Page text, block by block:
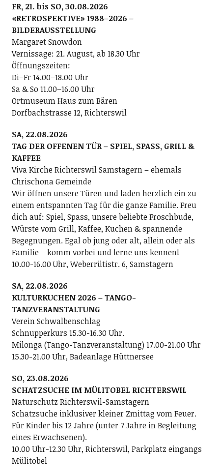
FR, 21. bis SO, 30.08.2026
«RETROSPEKTIVE» 1988–2026 –
BILDERAUSSTELLUNG
Margaret Snowdon
Vernissage: 21. August, ab 18.30 Uhr
Öffnungszeiten:
Di–Fr 14.00–18.00 Uhr
Sa & So 11.00–16.00 Uhr
Ortmuseum Haus zum Bären
Dorfbachstrasse 12, Richterswil
SA, 22.08.2026
TAG DER OFFENEN TÜR – SPIEL, SPASS, GRILL &
KAFFEE
Viva Kirche Richterswil Samstagern – ehemals
Chrischona Gemeinde
Wir öffnen unsere Türen und laden herzlich ein zu
einem entspannten Tag für die ganze Familie. Freu
dich auf: Spiel, Spass, unsere beliebte Froschbude,
Würste vom Grill, Kaffee, Kuchen & spannende
Begegnungen. Egal ob jung oder alt, allein oder als
Familie – komm vorbei und lerne uns kennen!
10.00-16.00 Uhr, Weberrütistr. 6, Samstagern
SA, 22.08.2026
KULTURKUCHEN 2026 – TANGO-
TANZVERANSTALTUNG
Verein Schwalbenschlag
Schnupperkurs 15.30-16.30 Uhr.
Milonga (Tango-Tanzveranstaltung) 17.00-21.00 Uhr
15.30-21.00 Uhr, Badeanlage Hüttnersee
SO, 23.08.2026
SCHATZSUCHE IM MÜLITOBEL RICHTERSWIL
Naturschutz Richterswil-Samstagern
Schatzsuche inklusiver kleiner Zmittag vom Feuer.
Für Kinder bis 12 Jahre (unter 7 Jahre in Begleitung
eines Erwachsenen).
10.00 Uhr-12.30 Uhr, Richterswil, Parkplatz eingangs
Mülitobel